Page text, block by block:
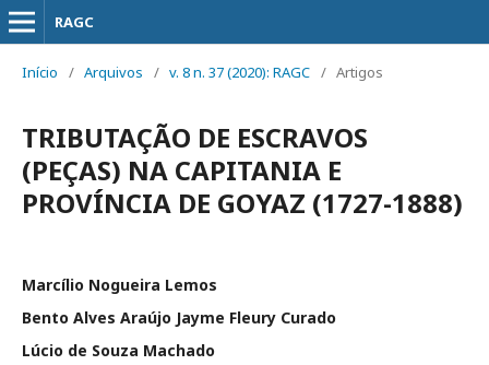
RAGC
Início / Arquivos / v. 8 n. 37 (2020): RAGC / Artigos
TRIBUTAÇÃO DE ESCRAVOS
(PEÇAS) NA CAPITANIA E
PROVÍNCIA DE GOYAZ (1727-1888)
Marcílio Nogueira Lemos
Bento Alves Araújo Jayme Fleury Curado
Lúcio de Souza Machado